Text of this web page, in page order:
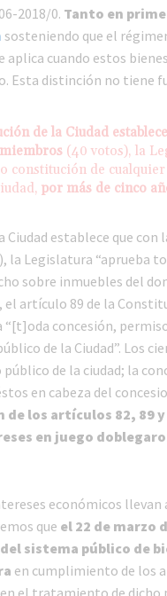
2018/0. Tanto en
sosteniendo que el
aplica cuando estos
Esta distinción no
de la Ciudad
(40 votos), la
constitución de
por más de cinco
establece que con
Legislatura “aprueba
sobre inmuebles del
el artículo 89 de la
concesión,
de la Ciudad”. Los
de la ciudad; la
en cabeza del
los artículos 82, 89
en juego
económicos
que el 22 de marzo
sistema público de
en cumplimiento de los
el tratamiento de